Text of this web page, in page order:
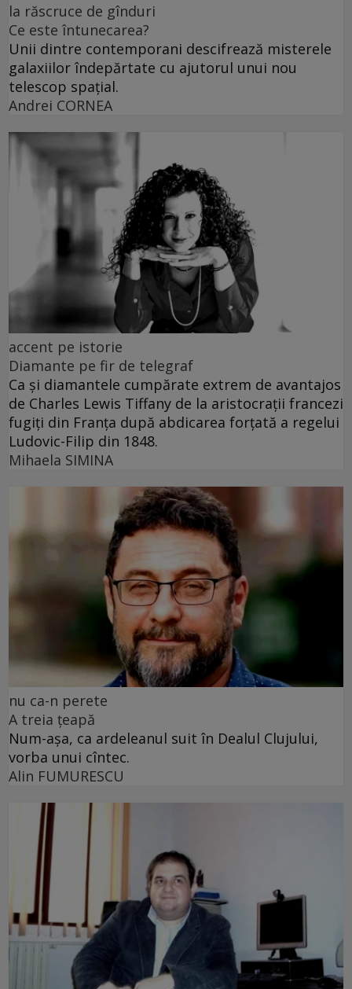
la răscruce de gînduri
Ce este întunecarea?
Unii dintre contemporani descifrează misterele
galaxiilor îndepărtate cu ajutorul unui nou
telescop spațial.
Andrei CORNEA
accent pe istorie
Diamante pe fir de telegraf
Ca și diamantele cumpărate extrem de avantajos
de Charles Lewis Tiffany de la aristocrații francezi
fugiți din Franța după abdicarea forțată a regelui
Ludovic-Filip din 1848.
Mihaela SIMINA
nu ca-n perete
A treia țeapă
Num-așa, ca ardeleanul suit în Dealul Clujului,
vorba unui cîntec.
Alin FUMURESCU